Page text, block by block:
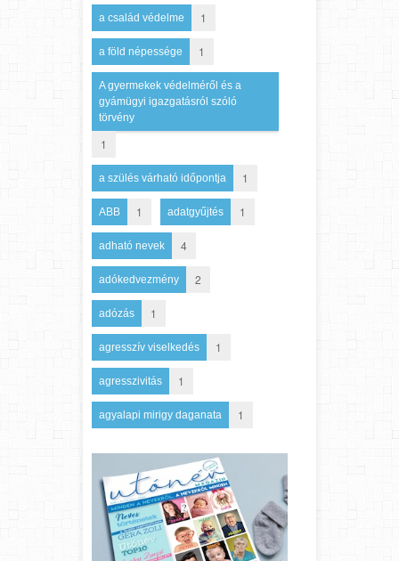
a család védelme 1
a föld népessége 1
A gyermekek védelméről és a
gyámügyi igazgatásról szóló
törvény
1
a szülés várható időpontja 1
ABB 1 adatgyűjtés 1
adható nevek 4
adókedvezmény 2
adózás 1
agresszív viselkedés 1
agresszivitás 1
agyalapi mirigy daganata 1